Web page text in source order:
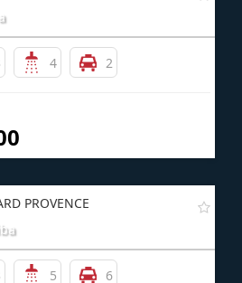
4 2
PROVENCE
5 6